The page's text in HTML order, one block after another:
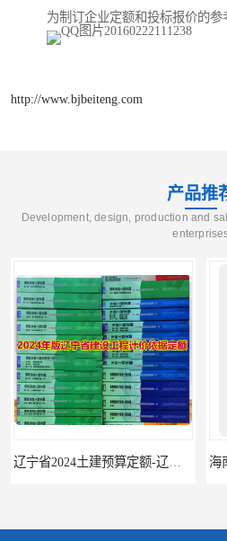
为制订企业定额和投标报价的参
http://www.bjbeiteng.com
产品推
Development, design, production and